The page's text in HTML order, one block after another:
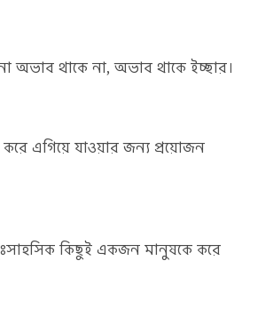
অভাব থাকে না, অভাব থাকে ইচ্ছার।
এগিয়ে যাওয়ার জন্য প্রয়োজন
কিছুই একজন মানুষকে করে